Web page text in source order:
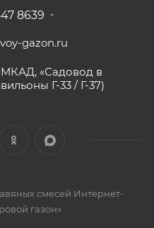
8639
gazon.ru
МКАД, «Садовод в
Г-33 / Г-37)
смесей Интернет-
газон»